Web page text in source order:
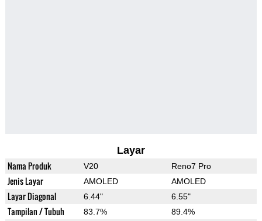
Layar
Nama Produk V20 Reno7 Pro
Jenis Layar AMOLED AMOLED
Layar Diagonal 6.44" 6.55"
Tampilan / Tubuh 83.7% 89.4%